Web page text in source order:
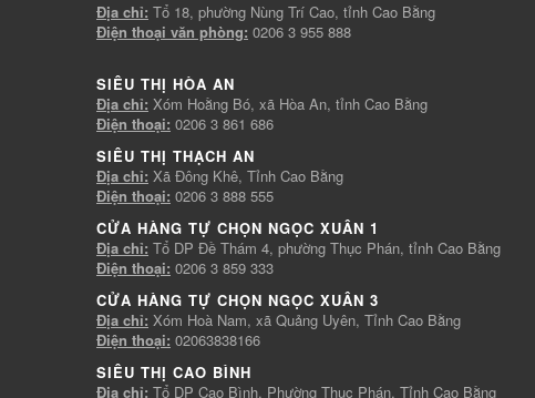
Địa chỉ: Tổ 18, phường Nùng Trí Cao, tỉnh Cao Bằng
Điện thoại văn phòng: 0206 3 955 888
SIÊU THỊ HÒA AN
Địa chỉ: Xóm Hoằng Bó, xã Hòa An, tỉnh Cao Bằng
Điện thoại: 0206 3 861 686
SIÊU THỊ THẠCH AN
Địa chỉ: Xã Đông Khê, Tỉnh Cao Bằng
Điện thoại: 0206 3 888 555
CỬA HÀNG TỰ CHỌN NGỌC XUÂN 1
Địa chỉ: Tổ DP Đề Thám 4, phường Thục Phán, tỉnh Cao Bằng
Điện thoại: 0206 3 859 333
CỬA HÀNG TỰ CHỌN NGỌC XUÂN 3
Địa chỉ: Xóm Hoà Nam, xã Quảng Uyên, Tỉnh Cao Bằng
Điện thoại: 02063838166
SIÊU THỊ CAO BÌNH
Địa chỉ: Tổ DP Cao Bình, Phường Thục Phán, Tỉnh Cao Bằng